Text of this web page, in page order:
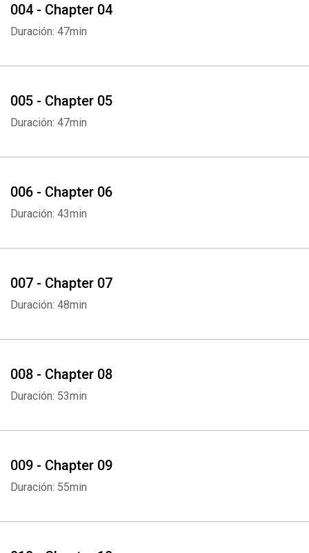
004 - Chapter 04
Duración: 47min
005 - Chapter 05
Duración: 47min
006 - Chapter 06
Duración: 43min
007 - Chapter 07
Duración: 48min
008 - Chapter 08
Duración: 53min
009 - Chapter 09
Duración: 55min